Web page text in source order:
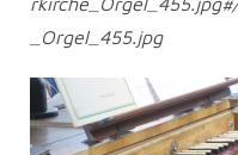
_Orgel_455.jpg